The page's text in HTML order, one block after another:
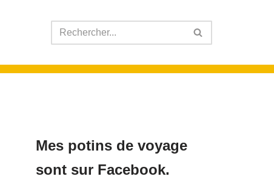
Mes potins de voyage
sont sur Facebook.